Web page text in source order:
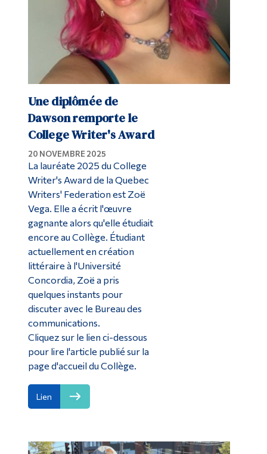
Une diplômée de
Dawson remporte le
College Writer's Award
20 NOVEMBRE 2025
La lauréate 2025 du College
Writer's Award de la Quebec
Writers' Federation est Zoë
Vega. Elle a écrit l'œuvre
gagnante alors qu'elle étudiait
encore au Collège. Étudiant
actuellement en création
littéraire à l'Université
Concordia, Zoë a pris
quelques instants pour
discuter avec le Bureau des
communications.
Cliquez sur le lien ci-dessous
pour lire l'article publié sur la
page d'accueil du Collège.
Lien